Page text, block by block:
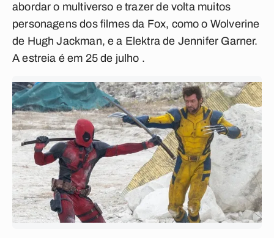
abordar o multiverso e trazer de volta muitos
personagens dos filmes da Fox, como o Wolverine
de Hugh Jackman, e a Elektra de Jennifer Garner.
A estreia é em 25 de julho .